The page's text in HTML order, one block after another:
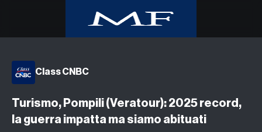
Home
Class CNBC
Class TV Moda
Milano Finanza
Class CNBC
Turismo, Pompili (Veratour): 2025 record,
la guerra impatta ma siamo abituati